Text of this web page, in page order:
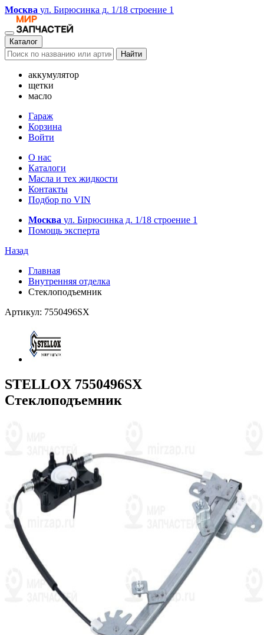
Москва ул. Бирюсинка д. 1/18 строение 1
Каталог
Найти
аккумулятор
щетки
масло
Гараж
Корзина
Войти
О нас
Каталоги
Масла и тех жидкости
Контакты
Подбор по VIN
Москва ул. Бирюсинка д. 1/18 строение 1
Помощь эксперта
Назад
Главная
Внутренняя отделка
Стеклоподъемник
Артикул: 7550496SX
STELLOX 7550496SX
Стеклоподъемник